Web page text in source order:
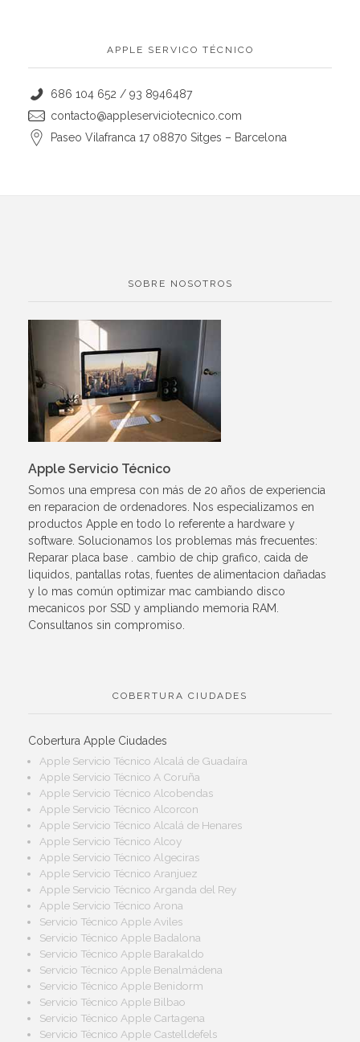
APPLE SERVICO TÉCNICO
686 104 652 / 93 8946487
contacto@appleserviciotecnico.com
Paseo Vilafranca 17 08870 Sitges – Barcelona
SOBRE NOSOTROS
Apple Servicio Técnico
Somos una empresa con más de 20 años de experiencia
en reparacion de ordenadores. Nos especializamos en
productos Apple en todo lo referente a hardware y
software. Solucionamos los problemas más frecuentes:
Reparar placa base . cambio de chip grafico, caida de
liquidos, pantallas rotas, fuentes de alimentacion dañadas
y lo mas común optimizar mac cambiando disco
mecanicos por SSD y ampliando memoria RAM.
Consultanos sin compromiso.
COBERTURA CIUDADES
Cobertura Apple Ciudades
Apple Servicio Técnico Alcalá de Guadaíra
Apple Servicio Técnico A Coruña
Apple Servicio Técnico Alcobendas
Apple Servicio Técnico Alcorcon
Apple Servicio Técnico Alcalá de Henares
Apple Servicio Técnico Alcoy
Apple Servicio Técnico Algeciras
Apple Servicio Técnico Aranjuez
Apple Servicio Técnico Arganda del Rey
Apple Servicio Técnico Arona
Servicio Técnico Apple Aviles
Servicio Técnico Apple Badalona
Servicio Técnico Apple Barakaldo
Servicio Técnico Apple Benalmádena
Servicio Técnico Apple Benidorm
Servicio Técnico Apple Bilbao
Servicio Técnico Apple Cartagena
Servicio Técnico Apple Castelldefels